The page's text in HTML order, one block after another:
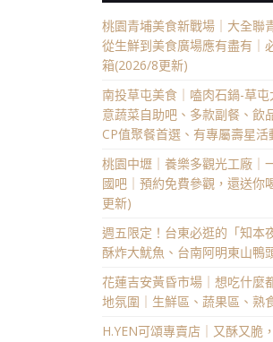
桃園青埔美食新戰場｜大全聯
從生鮮到美食廣場應有盡有｜
箱(2026/8更新)
南投草屯美食｜嗑肉石鍋-草
意蔬菜自助吧、多款副餐、飲
CP值聚餐首選、有專屬壽星活
桃園中壢｜養樂多觀光工廠｜
國吧｜預約免費參觀，還送你
更新)
週五限定！台東必逛的「知本
酥炸大魷魚、台南阿明東山鴨
花蓮吉安黃昏市場｜想吃什麼
地氛圍｜生鮮區、蔬果區、熟
H.YEN可頌專賣店｜又酥又脆